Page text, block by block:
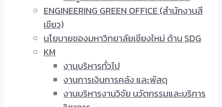
ENGINEERING GREEN OFFICE (สำนักงานสี
เขียว)
นโยบายของมหาวิทยาลัยเชียงใหม่ ด้าน SDG
KM
งานบริหารทั่วไป
งานการเงินการคลัง และพัสดุ
งานบริหารงานวิจัย นวัตกรรมและบริการ